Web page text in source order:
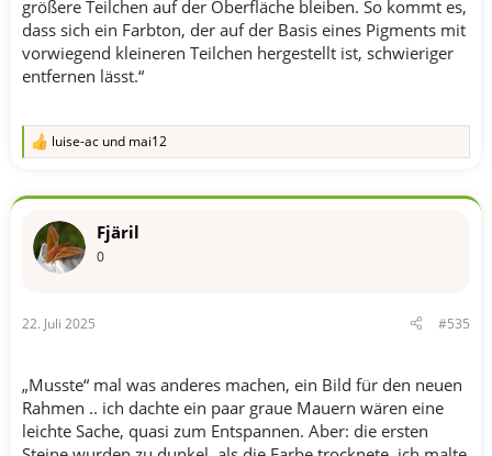
größere Teilchen auf der Oberfläche bleiben. So kommt es,
dass sich ein Farbton, der auf der Basis eines Pigments mit
vorwiegend kleineren Teilchen hergestellt ist, schwieriger
entfernen lässt.“
R
k
o
:
luise-ac und mai12
Fjäril
0
22. Juli 2025 #535
„Musste“ mal was anderes machen, ein Bild für den neuen
Rahmen .. ich dachte ein paar graue Mauern wären eine
leichte Sache, quasi zum Entspannen. Aber: die ersten